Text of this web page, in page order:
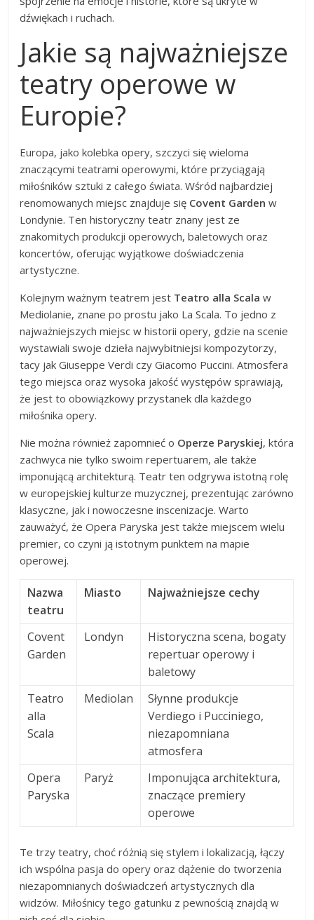
dźwiękach i ruchach.
Jakie są najważniejsze
teatry operowe w
Europie?
Europa, jako kolebka opery, szczyci się wieloma
znaczącymi teatrami operowymi, które przyciągają
miłośników sztuki z całego świata. Wśród najbardziej
renomowanych miejsc znajduje się Covent Garden w
Londynie. Ten historyczny teatr znany jest ze
znakomitych produkcji operowych, baletowych oraz
koncertów, oferując wyjątkowe doświadczenia
artystyczne.
Kolejnym ważnym teatrem jest Teatro alla Scala w
Mediolanie, znane po prostu jako La Scala. To jedno z
najważniejszych miejsc w historii opery, gdzie na scenie
wystawiali swoje dzieła najwybitniejsi kompozytorzy,
tacy jak Giuseppe Verdi czy Giacomo Puccini. Atmosfera
tego miejsca oraz wysoka jakość występów sprawiają,
że jest to obowiązkowy przystanek dla każdego
miłośnika opery.
Nie można również zapomnieć o Operze Paryskiej, która
zachwyca nie tylko swoim repertuarem, ale także
imponującą architekturą. Teatr ten odgrywa istotną rolę
w europejskiej kulturze muzycznej, prezentując zarówno
klasyczne, jak i nowoczesne inscenizacje. Warto
zauważyć, że Opera Paryska jest także miejscem wielu
premier, co czyni ją istotnym punktem na mapie
operowej.
Nazwa
teatru
Miasto Najważniejsze cechy
Covent
Garden
Londyn
Historyczna scena, bogaty
repertuar operowy i
baletowy
Teatro
alla
Scala
Mediolan
Słynne produkcje
Verdiego i Pucciniego,
niezapomniana
atmosfera
Opera
Paryska
Paryż
Imponująca architektura,
znaczące premiery
operowe
Te trzy teatry, choć różnią się stylem i lokalizacją, łączy
ich wspólna pasja do opery oraz dążenie do tworzenia
niezapomnianych doświadczeń artystycznych dla
widzów. Miłośnicy tego gatunku z pewnością znajdą w